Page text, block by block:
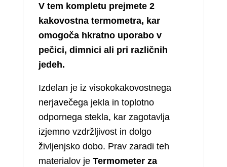
V tem kompletu prejmete 2
kakovostna termometra, kar
omogoča hkratno uporabo v
pečici, dimnici ali pri različnih
jedeh.
Izdelan je iz visokokakovostnega
nerjavečega jekla in toplotno
odpornega stekla, kar zagotavlja
izjemno vzdržljivost in dolgo
življenjsko dobo. Prav zaradi teh
materialov je Termometer za